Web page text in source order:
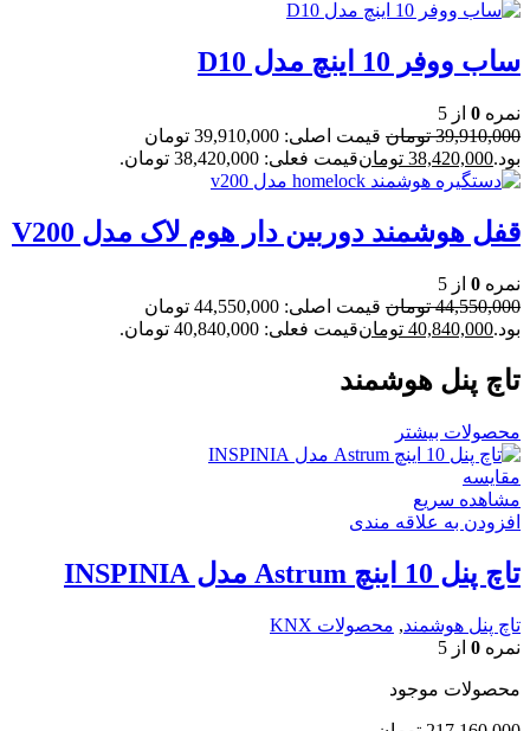
ساب ووفر 10 اینچ مدل D10
نمره 0 از 5
39,910,000 تومان
قیمت اصلی: 39,910,000 تومان
بود.38,420,000 تومانقیمت فعلی: 38,420,000 تومان.
قفل هوشمند دوربین دار هوم لاک مدل V200
نمره 0 از 5
44,550,000 تومان
قیمت اصلی: 44,550,000 تومان
بود.40,840,000 تومانقیمت فعلی: 40,840,000 تومان.
تاچ پنل هوشمند
محصولات بیشتر
مقایسه
مشاهده سریع
افزودن به علاقه مندی
تاچ پنل 10 اینچ Astrum مدل INSPINIA
تاچ پنل هوشمند, محصولات KNX
نمره 0 از 5
محصولات موجود